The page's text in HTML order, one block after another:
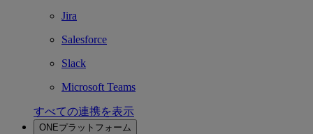
Jira
Salesforce
Slack
Microsoft Teams
すべての連携を表示
ONEプラットフォーム